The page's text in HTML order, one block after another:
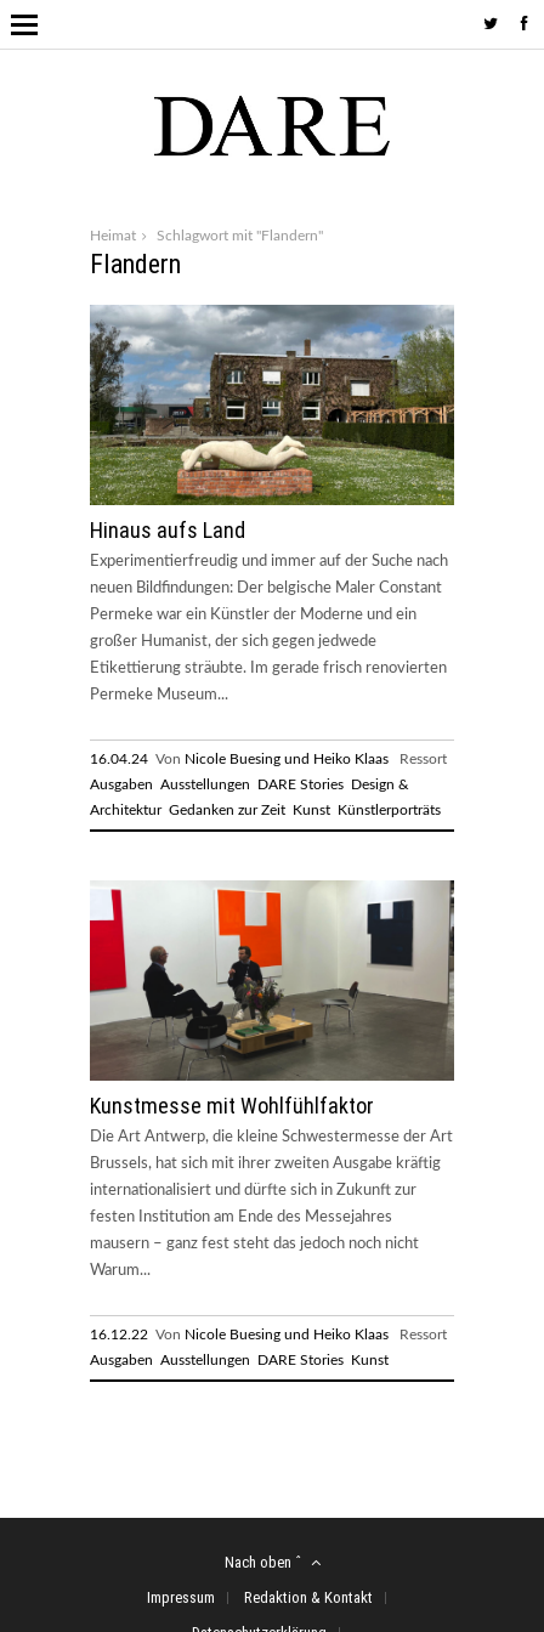
Heimat Schlagwort mit "Flandern"
Flandern
Hinaus aufs Land
Experimentierfreudig und immer auf der Suche nach
neuen Bildfindungen: Der belgische Maler Constant
Permeke war ein Künstler der Moderne und ein
großer Humanist, der sich gegen jedwede
Etikettierung sträubte. Im gerade frisch renovierten
Permeke Museum...
16.04.24 Von Nicole Buesing und Heiko Klaas Ressort
Ausgaben Ausstellungen DARE Stories Design &
Architektur Gedanken zur Zeit Kunst Künstlerporträts
Kunstmesse mit Wohlfühlfaktor
Die Art Antwerp, die kleine Schwestermesse der Art
Brussels, hat sich mit ihrer zweiten Ausgabe kräftig
internationalisiert und dürfte sich in Zukunft zur
festen Institution am Ende des Messejahres
mausern – ganz fest steht das jedoch noch nicht
Warum...
16.12.22 Von Nicole Buesing und Heiko Klaas Ressort
Ausgaben Ausstellungen DARE Stories Kunst
Nach oben ˆ
Impressum
Redaktion & Kontakt